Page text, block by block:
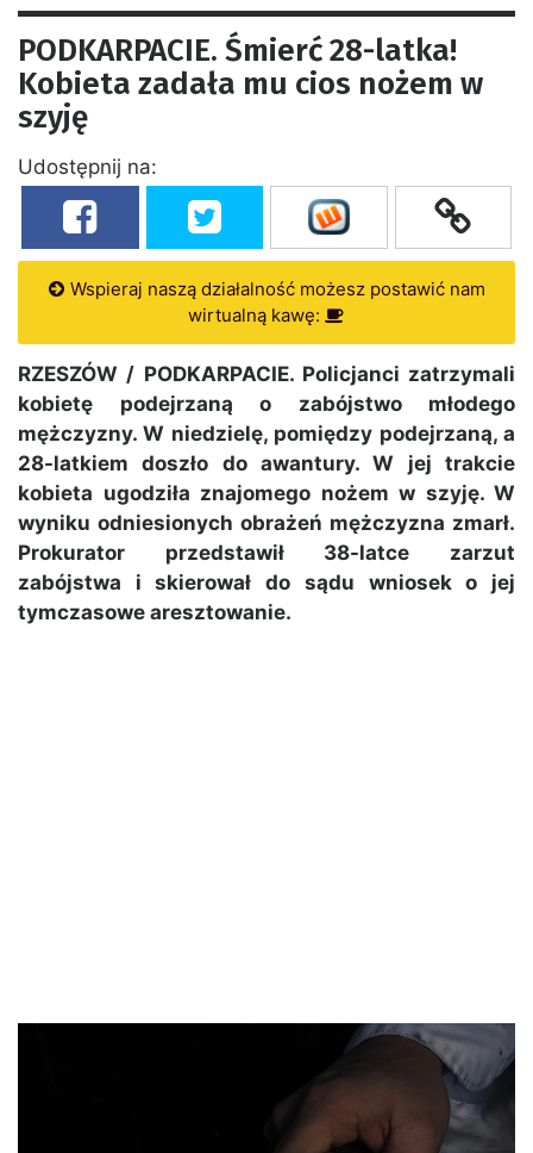
PODKARPACIE. Śmierć 28-latka!
Kobieta zadała mu cios nożem w
szyję
Udostępnij na:
Wspieraj naszą działalność możesz postawić nam
wirtualną kawę:
RZESZÓW / PODKARPACIE. Policjanci zatrzymali
kobietę podejrzaną o zabójstwo młodego
mężczyzny. W niedzielę, pomiędzy podejrzaną, a
28-latkiem doszło do awantury. W jej trakcie
kobieta ugodziła znajomego nożem w szyję. W
wyniku odniesionych obrażeń mężczyzna zmarł.
Prokurator przedstawił 38-latce zarzut
zabójstwa i skierował do sądu wniosek o jej
tymczasowe aresztowanie.